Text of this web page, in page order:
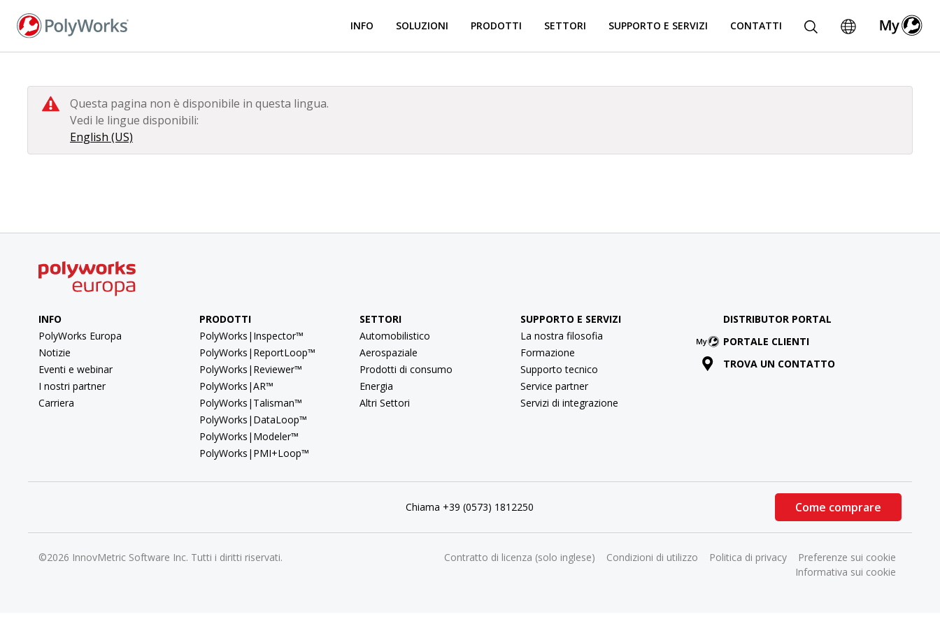
contenuto
INFO SOLUZIONI PRODOTTI SETTORI SUPPORTO E SERVIZI CONTATTI
Questa pagina non è disponibile in questa lingua.
Vedi le lingue disponibili:
English (US)
INFO
PolyWorks Europa
Notizie
Eventi e webinar
I nostri partner
Carriera
PRODOTTI
PolyWorks|Inspector™
PolyWorks|ReportLoop™
PolyWorks|Reviewer™
PolyWorks|AR™
PolyWorks|Talisman™
PolyWorks|DataLoop™
PolyWorks|Modeler™
PolyWorks|PMI+Loop™
SETTORI
Automobilistico
Aerospaziale
Prodotti di consumo
Energia
Altri Settori
SUPPORTO E SERVIZI
La nostra filosofia
Formazione
Supporto tecnico
Service partner
Servizi di integrazione
DISTRIBUTOR PORTAL
PORTALE CLIENTI
TROVA UN CONTATTO
Chiama +39 (0573) 1812250 Come comprare
©2026 InnovMetric Software Inc. Tutti i diritti riservati. Contratto di licenza (solo inglese) Condizioni di utilizzo Politica di privacy
Preferenze sui cookie
Informativa sui cookie